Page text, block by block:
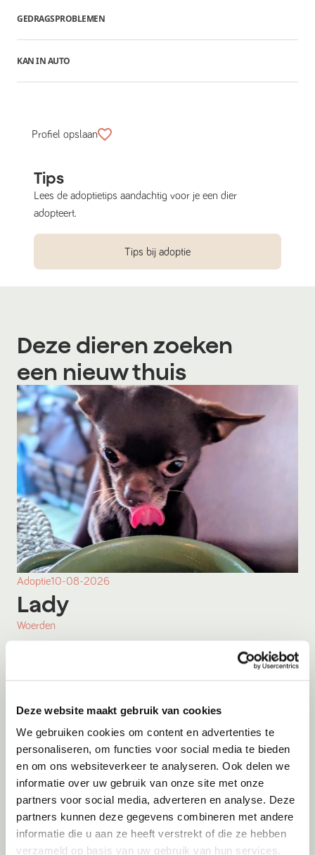
Deze website maakt gebruik van cookies
We gebruiken cookies om content en advertenties te
personaliseren, om functies voor social media te bieden
en om ons websiteverkeer te analyseren. Ook delen we
informatie over uw gebruik van onze site met onze
partners voor social media, adverteren en analyse. Deze
partners kunnen deze gegevens combineren met andere
informatie die u aan ze heeft verstrekt of die ze hebben
verzameld op basis van uw gebruik van hun services.
GEDRAGSPROBLEMEN
KAN IN AUTO
Profiel opslaan
Tips
Lees de adoptietips aandachtig voor je een dier
adopteert.
Tips bij adoptie
Deze dieren zoeken
een nieuw thuis
Adoptie10-08-2026
Lady
Woerden